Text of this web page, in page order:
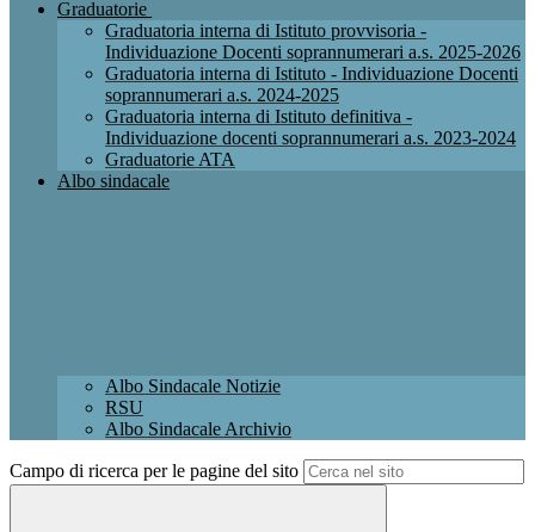
Graduatorie
Graduatoria interna di Istituto provvisoria -
Individuazione Docenti soprannumerari a.s. 2025-2026
Graduatoria interna di Istituto - Individuazione Docenti
soprannumerari a.s. 2024-2025
Graduatoria interna di Istituto definitiva -
Individuazione docenti soprannumerari a.s. 2023-2024
Graduatorie ATA
Albo sindacale
Albo Sindacale Notizie
RSU
Albo Sindacale Archivio
Campo di ricerca per le pagine del sito